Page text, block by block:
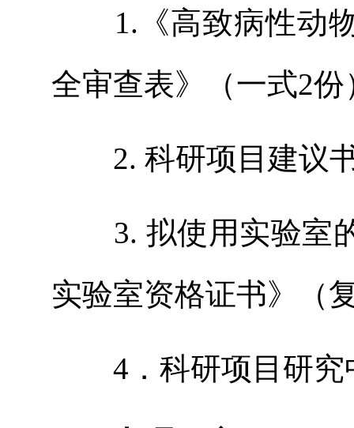
1. 《高致病性动
全审查表》（一式2
2. 科研项目建议
3. 拟使用实验室
实验室资格证书》（
4 ．科研项目研